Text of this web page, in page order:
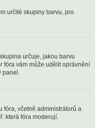
určité skupiny barvu, pro
určuje, jakou barvu
fóra vám může udělit oprávnění
panel.
fóra, včetně administrátorů a
která fóra moderují.